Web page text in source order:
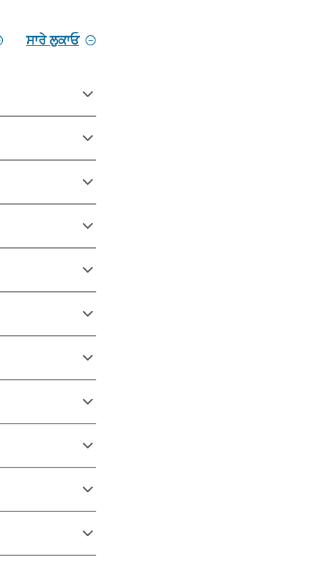
ਸਾਰੇ ਲੁਕਾਓ